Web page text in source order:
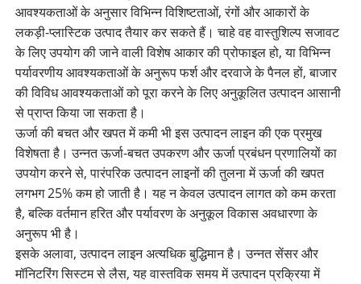
आवश्यकताओं के अनुसार विभिन्न विशिष्टताओं, रंगों और आकारों के
लकड़ी-प्लास्टिक उत्पाद तैयार कर सकते हैं। चाहे वह वास्तुशिल्प सजावट
के लिए उपयोग की जाने वाली विशेष आकार की प्रोफाइल हो, या विभिन्न
पर्यावरणीय आवश्यकताओं के अनुरूप फर्श और दरवाजे के पैनल हों, बाजार
की विविध आवश्यकताओं को पूरा करने के लिए अनुकूलित उत्पादन आसानी
से प्राप्त किया जा सकता है।
ऊर्जा की बचत और खपत में कमी भी इस उत्पादन लाइन की एक प्रमुख
विशेषता है। उन्नत ऊर्जा-बचत उपकरण और ऊर्जा प्रबंधन प्रणालियों का
उपयोग करने से, पारंपरिक उत्पादन लाइनों की तुलना में ऊर्जा की खपत
लगभग 25% कम हो जाती है। यह न केवल उत्पादन लागत को कम करता
है, बल्कि वर्तमान हरित और पर्यावरण के अनुकूल विकास अवधारणा के
अनुरूप भी है।
इसके अलावा, उत्पादन लाइन अत्यधिक बुद्धिमान है। उन्नत सेंसर और
मॉनिटरिंग सिस्टम से लैस, यह वास्तविक समय में उत्पादन प्रक्रिया में